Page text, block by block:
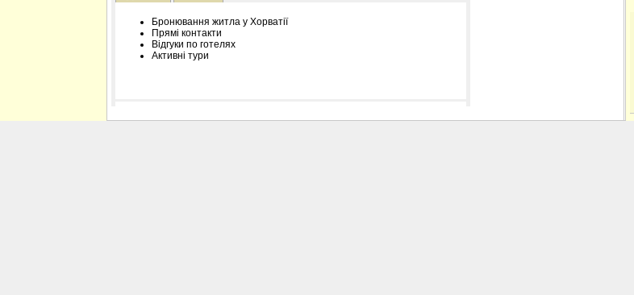
Бронювання житла у Хорватії
Прямі контакти
Відгуки по готелях
Активні тури
Розміщення інформації про готель на нашому сайті